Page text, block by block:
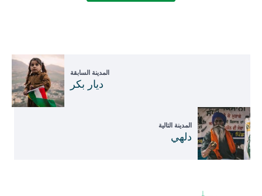
المدينة السابقة
ديار بكر
المدينة التالية
دلهي